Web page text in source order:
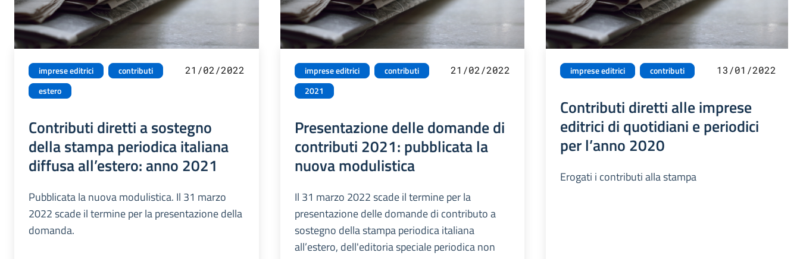
imprese editrici
contributi
estero
21/02/2022
Contributi diretti a sostegno
della stampa periodica italiana
diffusa all’estero: anno 2021
Pubblicata la nuova modulistica. Il 31 marzo
2022 scade il termine per la presentazione della
domanda.
imprese editrici
contributi
2021
21/02/2022
Presentazione delle domande di
contributi 2021: pubblicata la
nuova modulistica
Il 31 marzo 2022 scade il termine per la
presentazione delle domande di contributo a
sostegno della stampa periodica italiana
all’estero, dell'editoria speciale periodica non
imprese editrici contributi 13/01/2022
Contributi diretti alle imprese
editrici di quotidiani e periodici
per l’anno 2020
Erogati i contributi alla stampa